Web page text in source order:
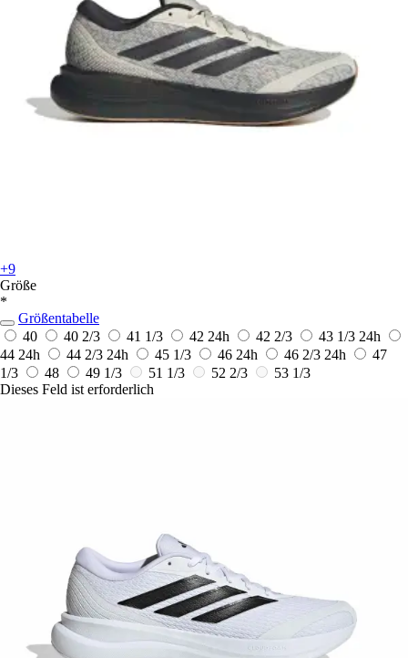
+9
Größe
*
Größentabelle
40
40 2/3 41 1/3 42 24h 42 2/3 43 1/3 24h
44 24h 44 2/3 24h 45 1/3 46 24h 46 2/3 24h
47
1/3
48 49 1/3 51 1/3 52 2/3
53 1/3
Dieses Feld ist erforderlich